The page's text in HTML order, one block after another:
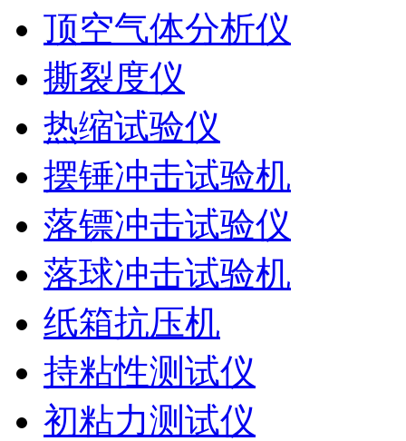
顶空气体分析仪
撕裂度仪
热缩试验仪
摆锤冲击试验机
落镖冲击试验仪
落球冲击试验机
纸箱抗压机
持粘性测试仪
初粘力测试仪